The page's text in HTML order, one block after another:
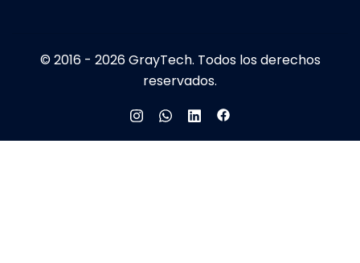
© 2016 - 2026 GrayTech. Todos los derechos
reservados.